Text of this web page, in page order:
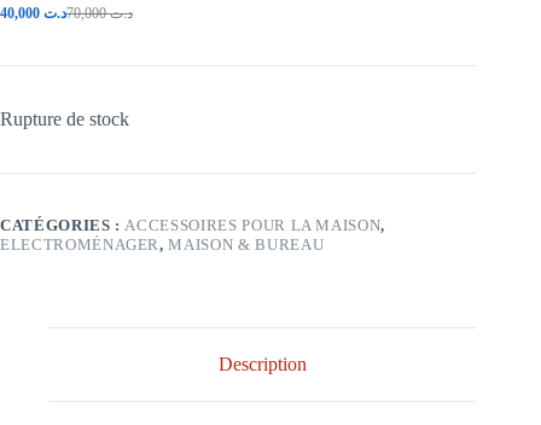
د.ت70,000 د.ت
Rupture de stock
CATÉGORIES :ACCESSOIRES POUR LA MAISON,
ELECTROMÉNAGER,MAISON & BUREAU
Description